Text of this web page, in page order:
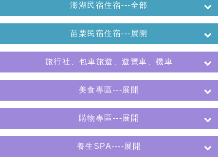
澎湖民宿住宿---全部
苗栗民宿住宿---展開
旅行社、包車旅遊、遊覽車、機車
美食專區---展開
購物專區---展開
養生SPA----展開